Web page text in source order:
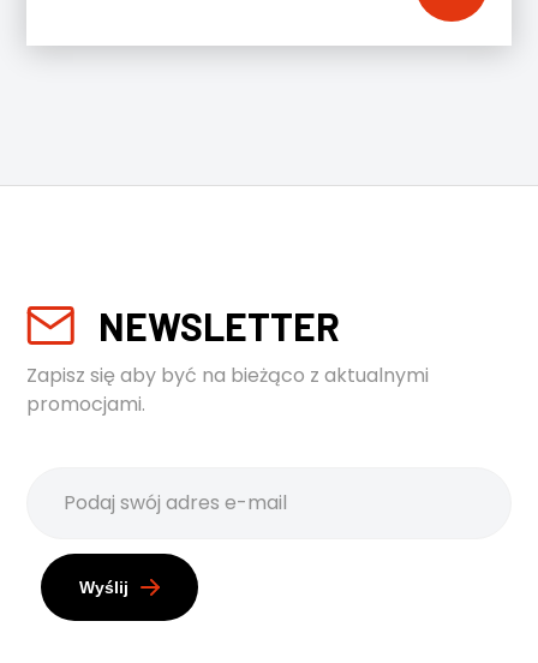
NEWSLETTER
Zapisz się aby być na bieżąco z aktualnymi
promocjami.
Wyślij